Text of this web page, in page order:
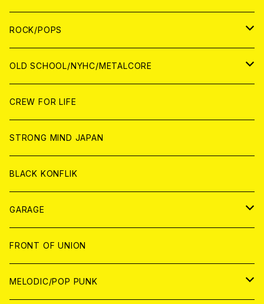
WORLD
ANALOG
CD
ANALOG
CD
ANALOG
WOLRD
CD
ANALOG
JAPAN
CD
ANALOG
WORLD
CD
ANALOG
ROCK/POPS
JAPAN
CD
ANALOG
WORLD
CD
ANALOG
OLD SCHOOL/NYHC/METALCORE
JAPAN
CD
ANALOG
WORLD
CD
ANALOG
CREW FOR LIFE
STRONG MIND JAPAN
BLACK KONFLIK
GARAGE
JAPAN
アナログ
WORLD
FRONT OF UNION
MELODIC/POP PUNK